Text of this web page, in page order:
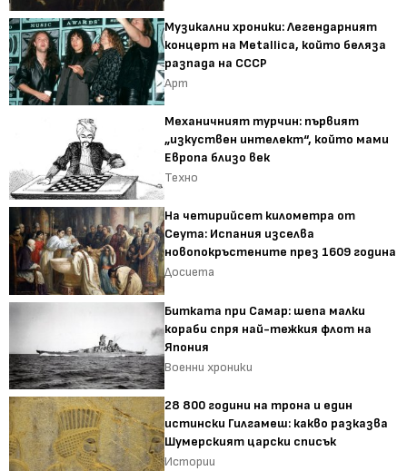
Музикални хроники: Легендарният
концерт на Metallica, който беляза
разпада на СССР
Арт
Механичният турчин: първият
„изкуствен интелект“, който мами
Европа близо век
Техно
На четирийсет километра от
Сеута: Испания изселва
новопокръстените през 1609 година
Досиета
Битката при Самар: шепа малки
кораби спря най-тежкия флот на
Япония
Военни хроники
28 800 години на трона и един
истински Гилгамеш: какво разказва
Шумерският царски списък
Истории